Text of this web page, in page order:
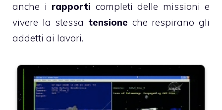
anche i rapporti completi delle missioni e
vivere la stessa tensione che respirano gli
addetti ai lavori.